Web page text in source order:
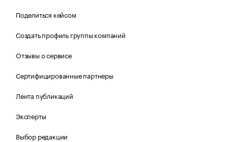
Поделиться кейсом
Создать профиль группы компаний
Отзывы о сервисе
Сертифицированные партнеры
Лента публикаций
Эксперты
Выбор редакции